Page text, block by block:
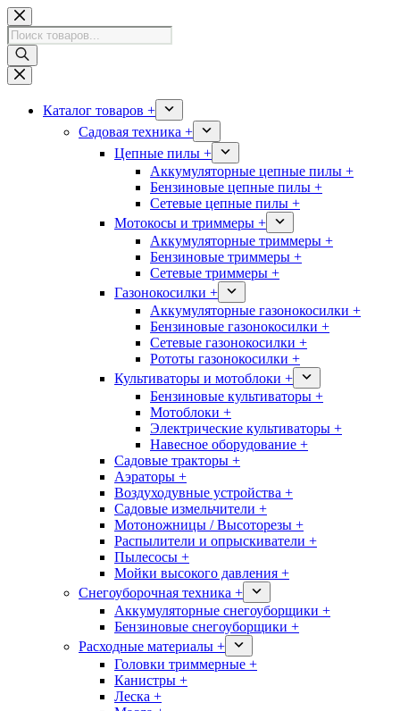
Перейти
к
сути
Поиск
товаров
Каталог товаров +
Садовая техника +
Цепные пилы +
Аккумуляторные цепные пилы +
Бензиновые цепные пилы +
Сетевые цепные пилы +
Мотокосы и триммеры +
Аккумуляторные триммеры +
Бензиновые триммеры +
Сетевые триммеры +
Газонокосилки +
Аккумуляторные газонокосилки +
Бензиновые газонокосилки +
Сетевые газонокосилки +
Рототы газонокосилки +
Культиваторы и мотоблоки +
Бензиновые культиваторы +
Мотоблоки +
Электрические культиваторы +
Навесное оборудование +
Садовые тракторы +
Аэраторы +
Воздуходувные устройства +
Садовые измельчители +
Мотоножницы / Высоторезы +
Распылители и опрыскиватели +
Пылесосы +
Мойки высокого давления +
Снегоуборочная техника +
Аккумуляторные снегоуборщики +
Бензиновые снегоуборщики +
Расходные материалы +
Головки триммерные +
Канистры +
Леска +